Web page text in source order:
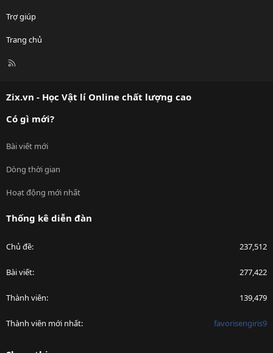
Trợ giúp
Trang chủ
R
Zix.vn - Học Vật lí Online chất lượng cao
Có gì mới?
Bài viết mới
Dòng thời gian
Hoạt động mới nhất
Thống kê diễn đàn
Chủ đề 237,512
Bài viết 277,422
Thành viên 139,479
Thành viên mới nhất favorisengiris9